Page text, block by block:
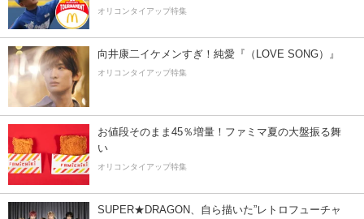
オリコンタイアップ特集
向井康二イケメンすぎ！純愛『（LOVE SONG）』
オリコンタイアップ特集
お値段そのまま45％増量！ファミマ夏の大盤振る舞
い
オリコンタイアップ特集
SUPER★DRAGON、自ら描いた”レトロフューチャ